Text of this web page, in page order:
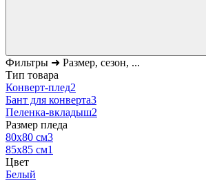
Фильтры ➜ Размер, сезон, ...
Тип товара
Конверт-плед2
Бант для конверта3
Пеленка-вкладыш2
Размер пледа
80х80 см3
85х85 см1
Цвет
Белый